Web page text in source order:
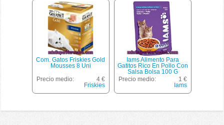
Com. Gatos Friskies Gold
Mousses 8 Uni
Precio medio:
4 €
Friskies
Iams Alimento Para
Gatitos Rico En Pollo Con
Salsa Bolsa 100 G
Precio medio:
1 €
Iams